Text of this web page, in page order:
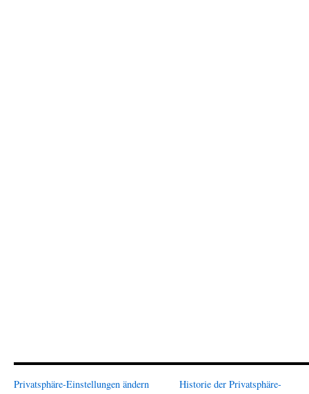
Privatsphäre-Einstellungen ändern
Historie der Privatsphäre-